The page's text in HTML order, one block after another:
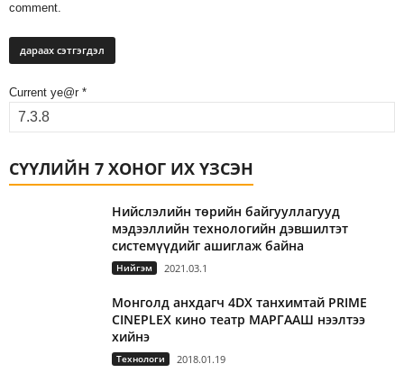
comment.
Current ye@r *
СҮҮЛИЙН 7 ХОНОГ ИХ ҮЗСЭН
Нийслэлийн төрийн байгууллагууд
мэдээллийн технологийн дэвшилтэт
системүүдийг ашиглаж байна
Нийгэм 2021.03.1
Монголд анхдагч 4DX танхимтай PRIME
CINEPLEX кино театр МАРГААШ нээлтээ
хийнэ
Технологи 2018.01.19